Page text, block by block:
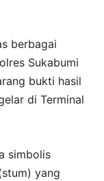
berbagai
Sukabumi
bukti hasil
di Terminal
simbolis
yang